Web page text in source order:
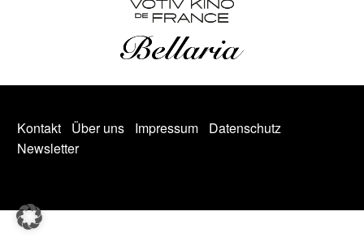
Kontakt Über uns Impressum
Datenschutz
Newsletter